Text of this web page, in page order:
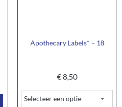
Apothecary Labels* – 18
€8,50